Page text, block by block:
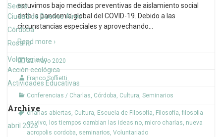
Sedes
Ciudad de Buenos Aires
Córdoba
Rosario
Voluntariado
Acción ecológica
Actividades Educativas
Archive
abril 2026
estuvimos bajo medidas preventivas de aislamiento social
ante la pandemia global del COVID-19. Debido a las
circunstancias especiales y aprovechando…
Read more ›
22 mayo 2020
Franco Soffietti
Conferencias / Charlas, Córdoba, Cultura, Seminarios
charlas abiertas, Cultura, Escuela de Filosofía, Filosofía, filosofia
en vivo, los tiempos cambian las ideas no, micro charlas, nueva
acropolis cordoba, seminarios, Voluntariado